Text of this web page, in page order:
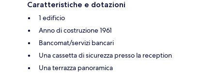
Caratteristiche e dotazioni
1 edificio
Anno di costruzione 1961
Bancomat/servizi bancari
Una cassetta di sicurezza presso la reception
Una terrazza panoramica